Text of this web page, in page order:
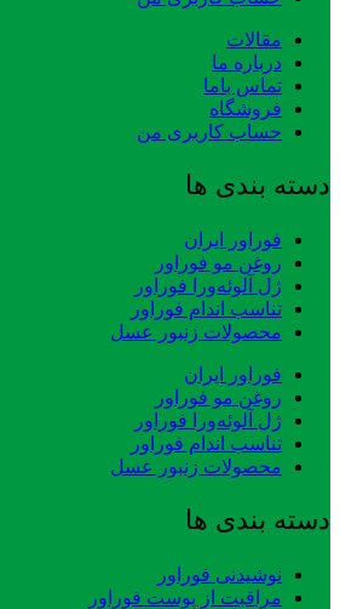
مقالات
درباره ما
تماس باما
فروشگاه
حساب کاربری من
دسته بندی ها
فوراور ایران
روغن مو فوراور
ژل آلوئه‌ورا فوراور
تناسب اندام فوراور
محصولات زنبور عسل
فوراور ایران
روغن مو فوراور
ژل آلوئه‌ورا فوراور
تناسب اندام فوراور
محصولات زنبور عسل
دسته بندی ها
نوشیدنی فوراور
مراقبت از پوست فوراور